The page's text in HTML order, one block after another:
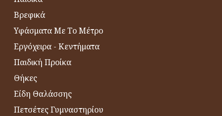
Βρεφικά
Υφάσματα Με Το Μέτρο
Εργόχειρα - Κεντήματα
Παιδική Προίκα
Θήκες
Είδη Θαλάσσης
Πετσέτες Γυμναστηρίου